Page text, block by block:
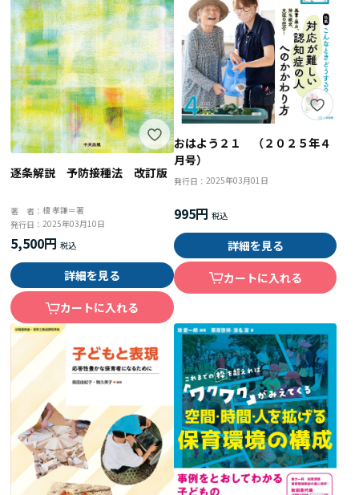
逐条解説 予防接種法 改訂版
著 者：榎 孝謙＝著
発行日：2025年03月10日
5,500円
詳細を見る
カートに入れる
おはよう２１ （２０２５年４
月号）
発行日： 2025年03月01日
995円
詳細を見る
カートに入れる